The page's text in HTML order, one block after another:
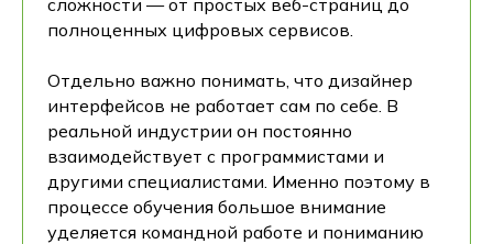
сложности — от простых веб-страниц до
полноценных цифровых сервисов.
Отдельно важно понимать, что дизайнер
интерфейсов не работает сам по себе. В
реальной индустрии он постоянно
взаимодействует с программистами и
другими специалистами. Именно поэтому в
процессе обучения большое внимание
уделяется командной работе и пониманию